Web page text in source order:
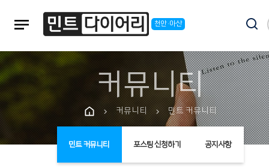
notes 천안·아산
커뮤니티
chevron_right 커뮤니티 chevron_right 민트 커뮤니티
민트 커뮤니티 포스팅 신청하기 공지사항